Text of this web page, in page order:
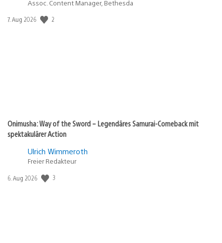
Assoc. Content Manager, Bethesda
Veröffentlichungsdatum:
7. Aug 2026 2
Onimusha: Way of the Sword – Legendäres Samurai-Comeback mit
spektakulärer Action
Ulrich Wimmeroth
Freier Redakteur
Veröffentlichungsdatum:
6. Aug 2026 3